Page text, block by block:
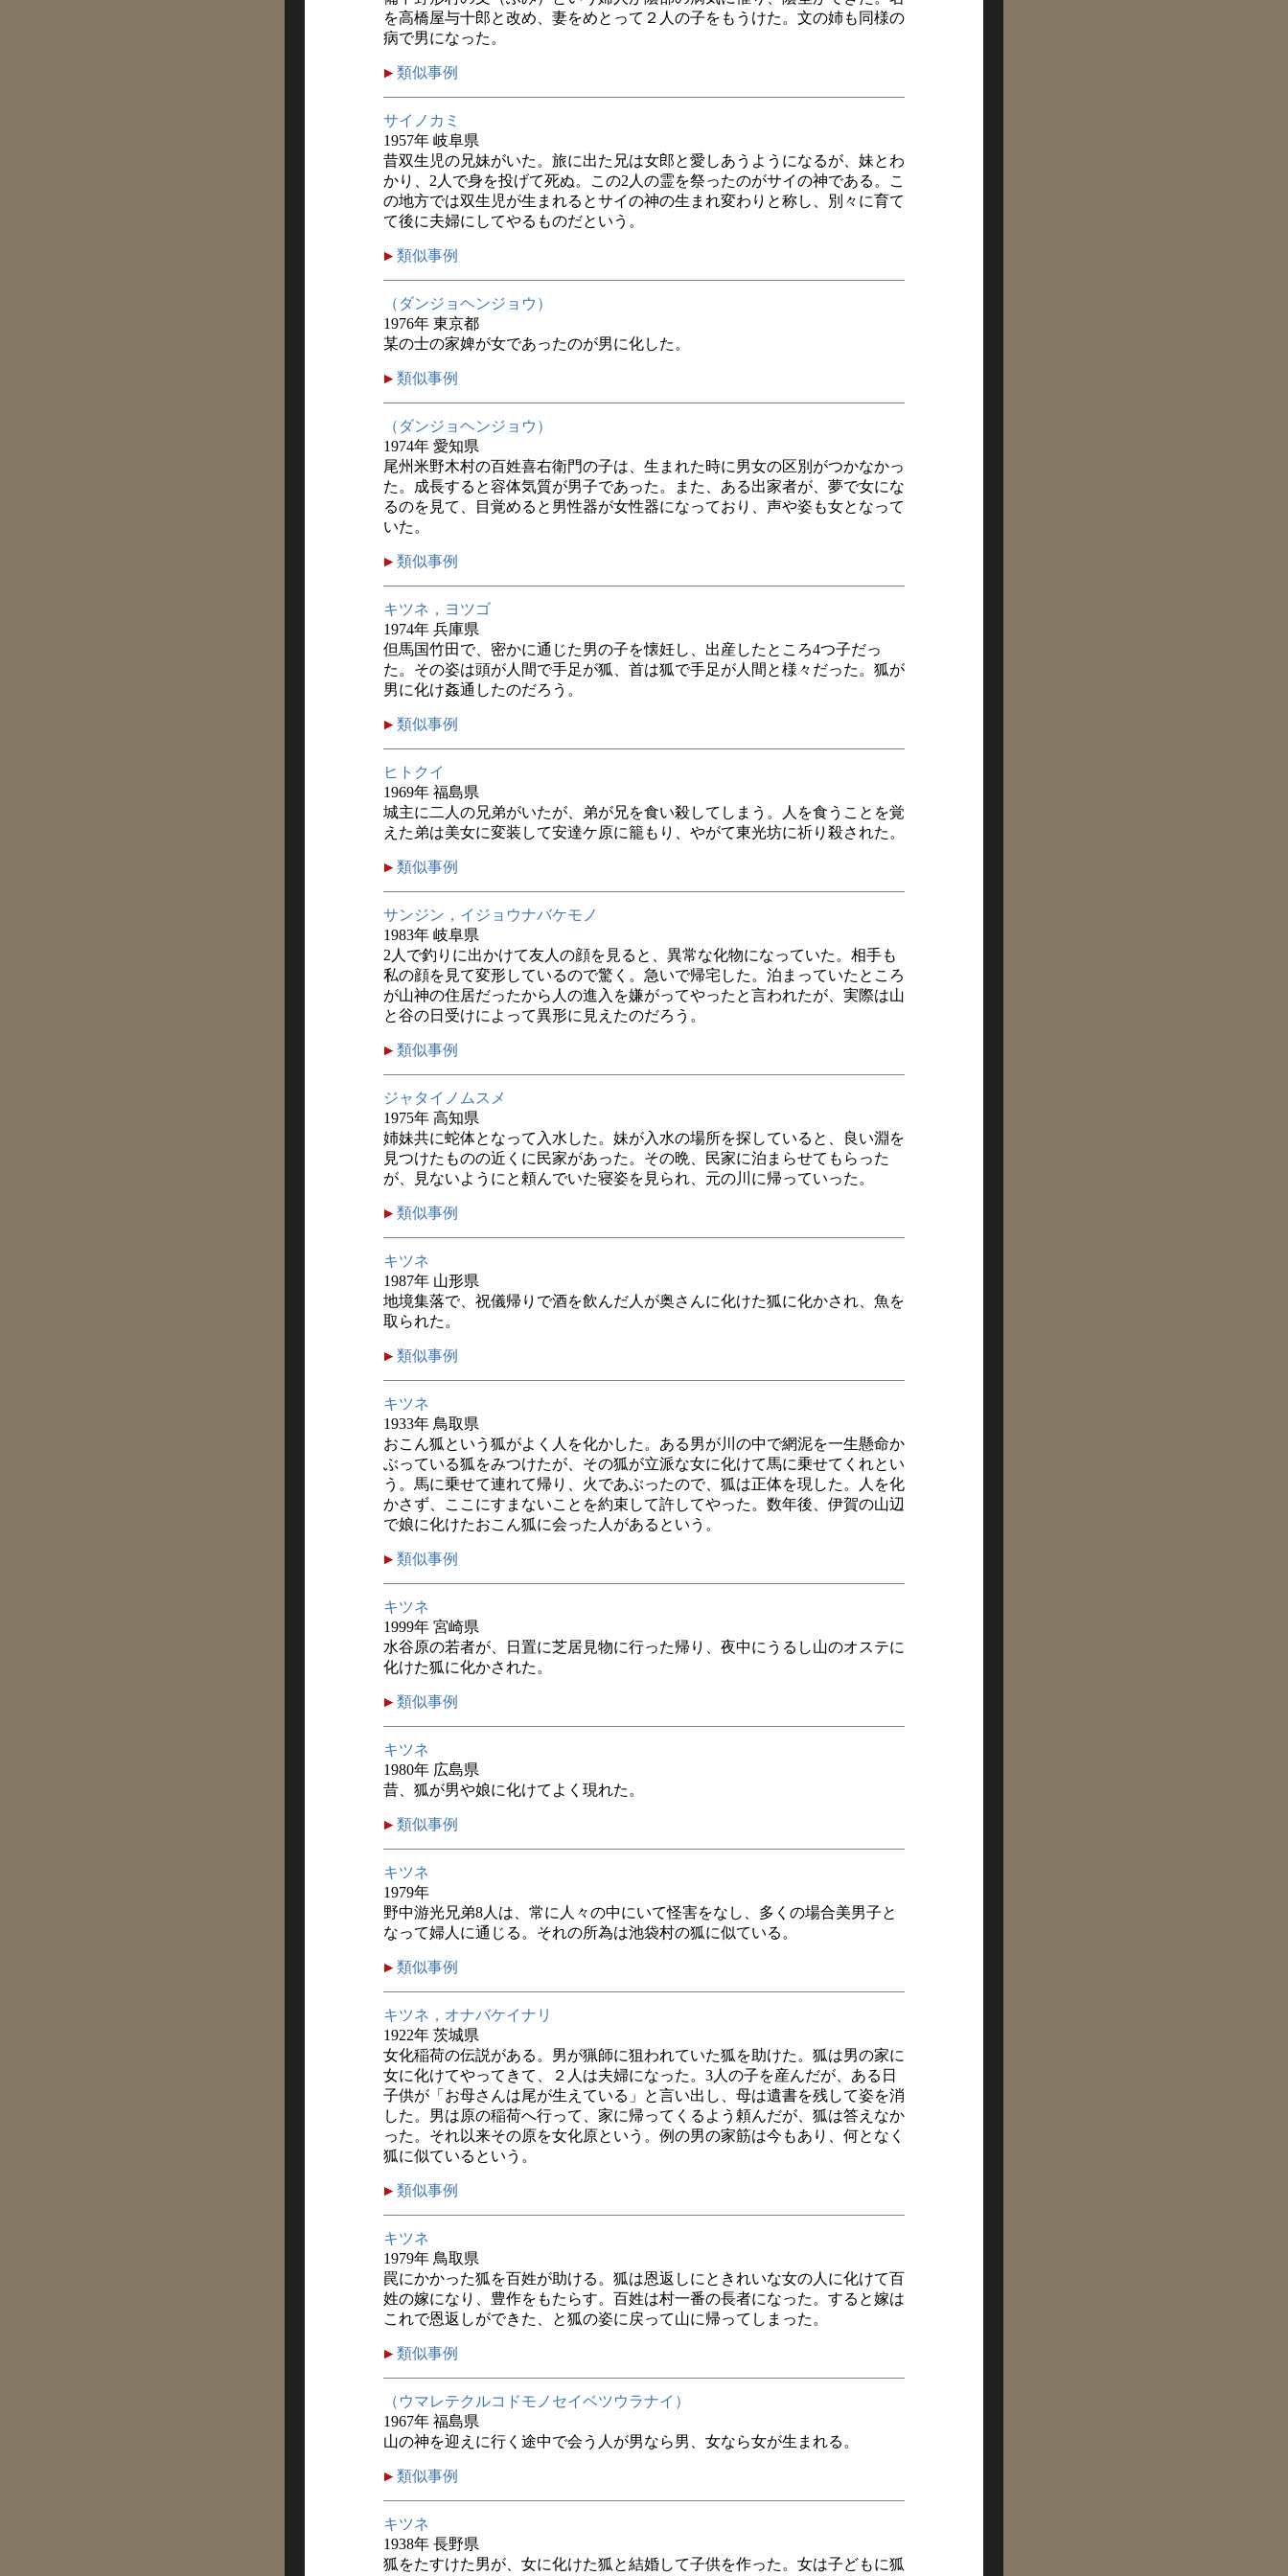
を高橋屋与十郎と改め、妻をめとって２人の子をもうけた。文の姉も同様の
病で男になった。
類似事例
サイノカミ
1957年 岐阜県
昔双生児の兄妹がいた。旅に出た兄は女郎と愛しあうようになるが、妹とわ
かり、2人で身を投げて死ぬ。この2人の霊を祭ったのがサイの神である。こ
の地方では双生児が生まれるとサイの神の生まれ変わりと称し、別々に育て
て後に夫婦にしてやるものだという。
類似事例
（ダンジョヘンジョウ）
1976年 東京都
某の士の家婢が女であったのが男に化した。
類似事例
（ダンジョヘンジョウ）
1974年 愛知県
尾州米野木村の百姓喜右衛門の子は、生まれた時に男女の区別がつかなかっ
た。成長すると容体気質が男子であった。また、ある出家者が、夢で女にな
るのを見て、目覚めると男性器が女性器になっており、声や姿も女となって
いた。
類似事例
キツネ，ヨツゴ
1974年 兵庫県
但馬国竹田で、密かに通じた男の子を懐妊し、出産したところ4つ子だっ
た。その姿は頭が人間で手足が狐、首は狐で手足が人間と様々だった。狐が
男に化け姦通したのだろう。
類似事例
ヒトクイ
1969年 福島県
城主に二人の兄弟がいたが、弟が兄を食い殺してしまう。人を食うことを覚
えた弟は美女に変装して安達ケ原に籠もり、やがて東光坊に祈り殺された。
類似事例
サンジン，イジョウナバケモノ
1983年 岐阜県
2人で釣りに出かけて友人の顔を見ると、異常な化物になっていた。相手も
私の顔を見て変形しているので驚く。急いで帰宅した。泊まっていたところ
が山神の住居だったから人の進入を嫌がってやったと言われたが、実際は山
と谷の日受けによって異形に見えたのだろう。
類似事例
ジャタイノムスメ
1975年 高知県
姉妹共に蛇体となって入水した。妹が入水の場所を探していると、良い淵を
見つけたものの近くに民家があった。その晩、民家に泊まらせてもらった
が、見ないようにと頼んでいた寝姿を見られ、元の川に帰っていった。
類似事例
キツネ
1987年 山形県
地境集落で、祝儀帰りで酒を飲んだ人が奥さんに化けた狐に化かされ、魚を
取られた。
類似事例
キツネ
1933年 鳥取県
おこん狐という狐がよく人を化かした。ある男が川の中で網泥を一生懸命か
ぶっている狐をみつけたが、その狐が立派な女に化けて馬に乗せてくれとい
う。馬に乗せて連れて帰り、火であぶったので、狐は正体を現した。人を化
かさず、ここにすまないことを約束して許してやった。数年後、伊賀の山辺
で娘に化けたおこん狐に会った人があるという。
類似事例
キツネ
1999年 宮崎県
水谷原の若者が、日置に芝居見物に行った帰り、夜中にうるし山のオステに
化けた狐に化かされた。
類似事例
キツネ
1980年 広島県
昔、狐が男や娘に化けてよく現れた。
類似事例
キツネ
1979年
野中游光兄弟8人は、常に人々の中にいて怪害をなし、多くの場合美男子と
なって婦人に通じる。それの所為は池袋村の狐に似ている。
類似事例
キツネ，オナバケイナリ
1922年 茨城県
女化稲荷の伝説がある。男が猟師に狙われていた狐を助けた。狐は男の家に
女に化けてやってきて、２人は夫婦になった。3人の子を産んだが、ある日
子供が「お母さんは尾が生えている」と言い出し、母は遺書を残して姿を消
した。男は原の稲荷へ行って、家に帰ってくるよう頼んだが、狐は答えなか
った。それ以来その原を女化原という。例の男の家筋は今もあり、何となく
狐に似ているという。
類似事例
キツネ
1979年 鳥取県
罠にかかった狐を百姓が助ける。狐は恩返しにときれいな女の人に化けて百
姓の嫁になり、豊作をもたらす。百姓は村一番の長者になった。すると嫁は
これで恩返しができた、と狐の姿に戻って山に帰ってしまった。
類似事例
（ウマレテクルコドモノセイベツウラナイ）
1967年 福島県
山の神を迎えに行く途中で会う人が男なら男、女なら女が生まれる。
類似事例
キツネ
1938年 長野県
狐をたすけた男が、女に化けた狐と結婚して子供を作った。女は子どもに狐